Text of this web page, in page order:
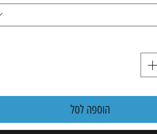
הוספה לסל